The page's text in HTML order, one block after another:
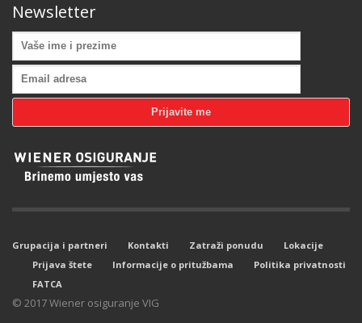
Newsletter
Grupacija i partneri Kontakti Zatraži ponudu
Lokacije
Prijava štete
Informacije o pritužbama
Politika privatnosti
FATCA
© 2017 Wiener osiguranje VIG